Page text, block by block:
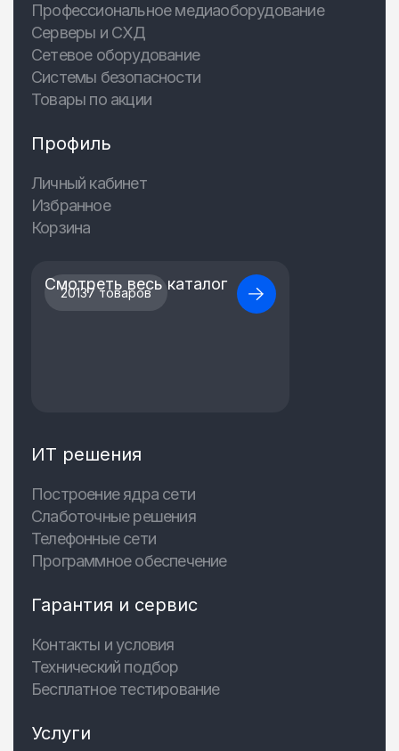
Профессиональное медиаоборудование
Серверы и СХД
Сетевое оборудование
Системы безопасности
Товары по акции
Профиль
Личный кабинет
Избранное
Корзина
20137 товаров
Смотреть весь каталог
ИТ решения
Построение ядра сети
Слаботочные решения
Телефонные сети
Программное обеспечение
Гарантия и сервис
Контакты и условия
Технический подбор
Бесплатное тестирование
Услуги